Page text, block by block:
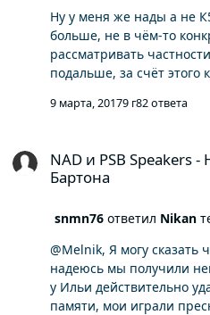
Ну у меня же нады а не
больше, не в чём-то
рассматривать
подальше, за счёт этого
кажется что над более
моему десктопу, мне
отступлениями, добился.
9 марта, 20179 г82 ответа
NAD и PSB Speakers
Бартона
snmn76ответил Nikan
@Melnik, Я могу сказать что встреча состоялась :-),
надеюсь мы получили
у Ильи действительно
памяти, мои играли